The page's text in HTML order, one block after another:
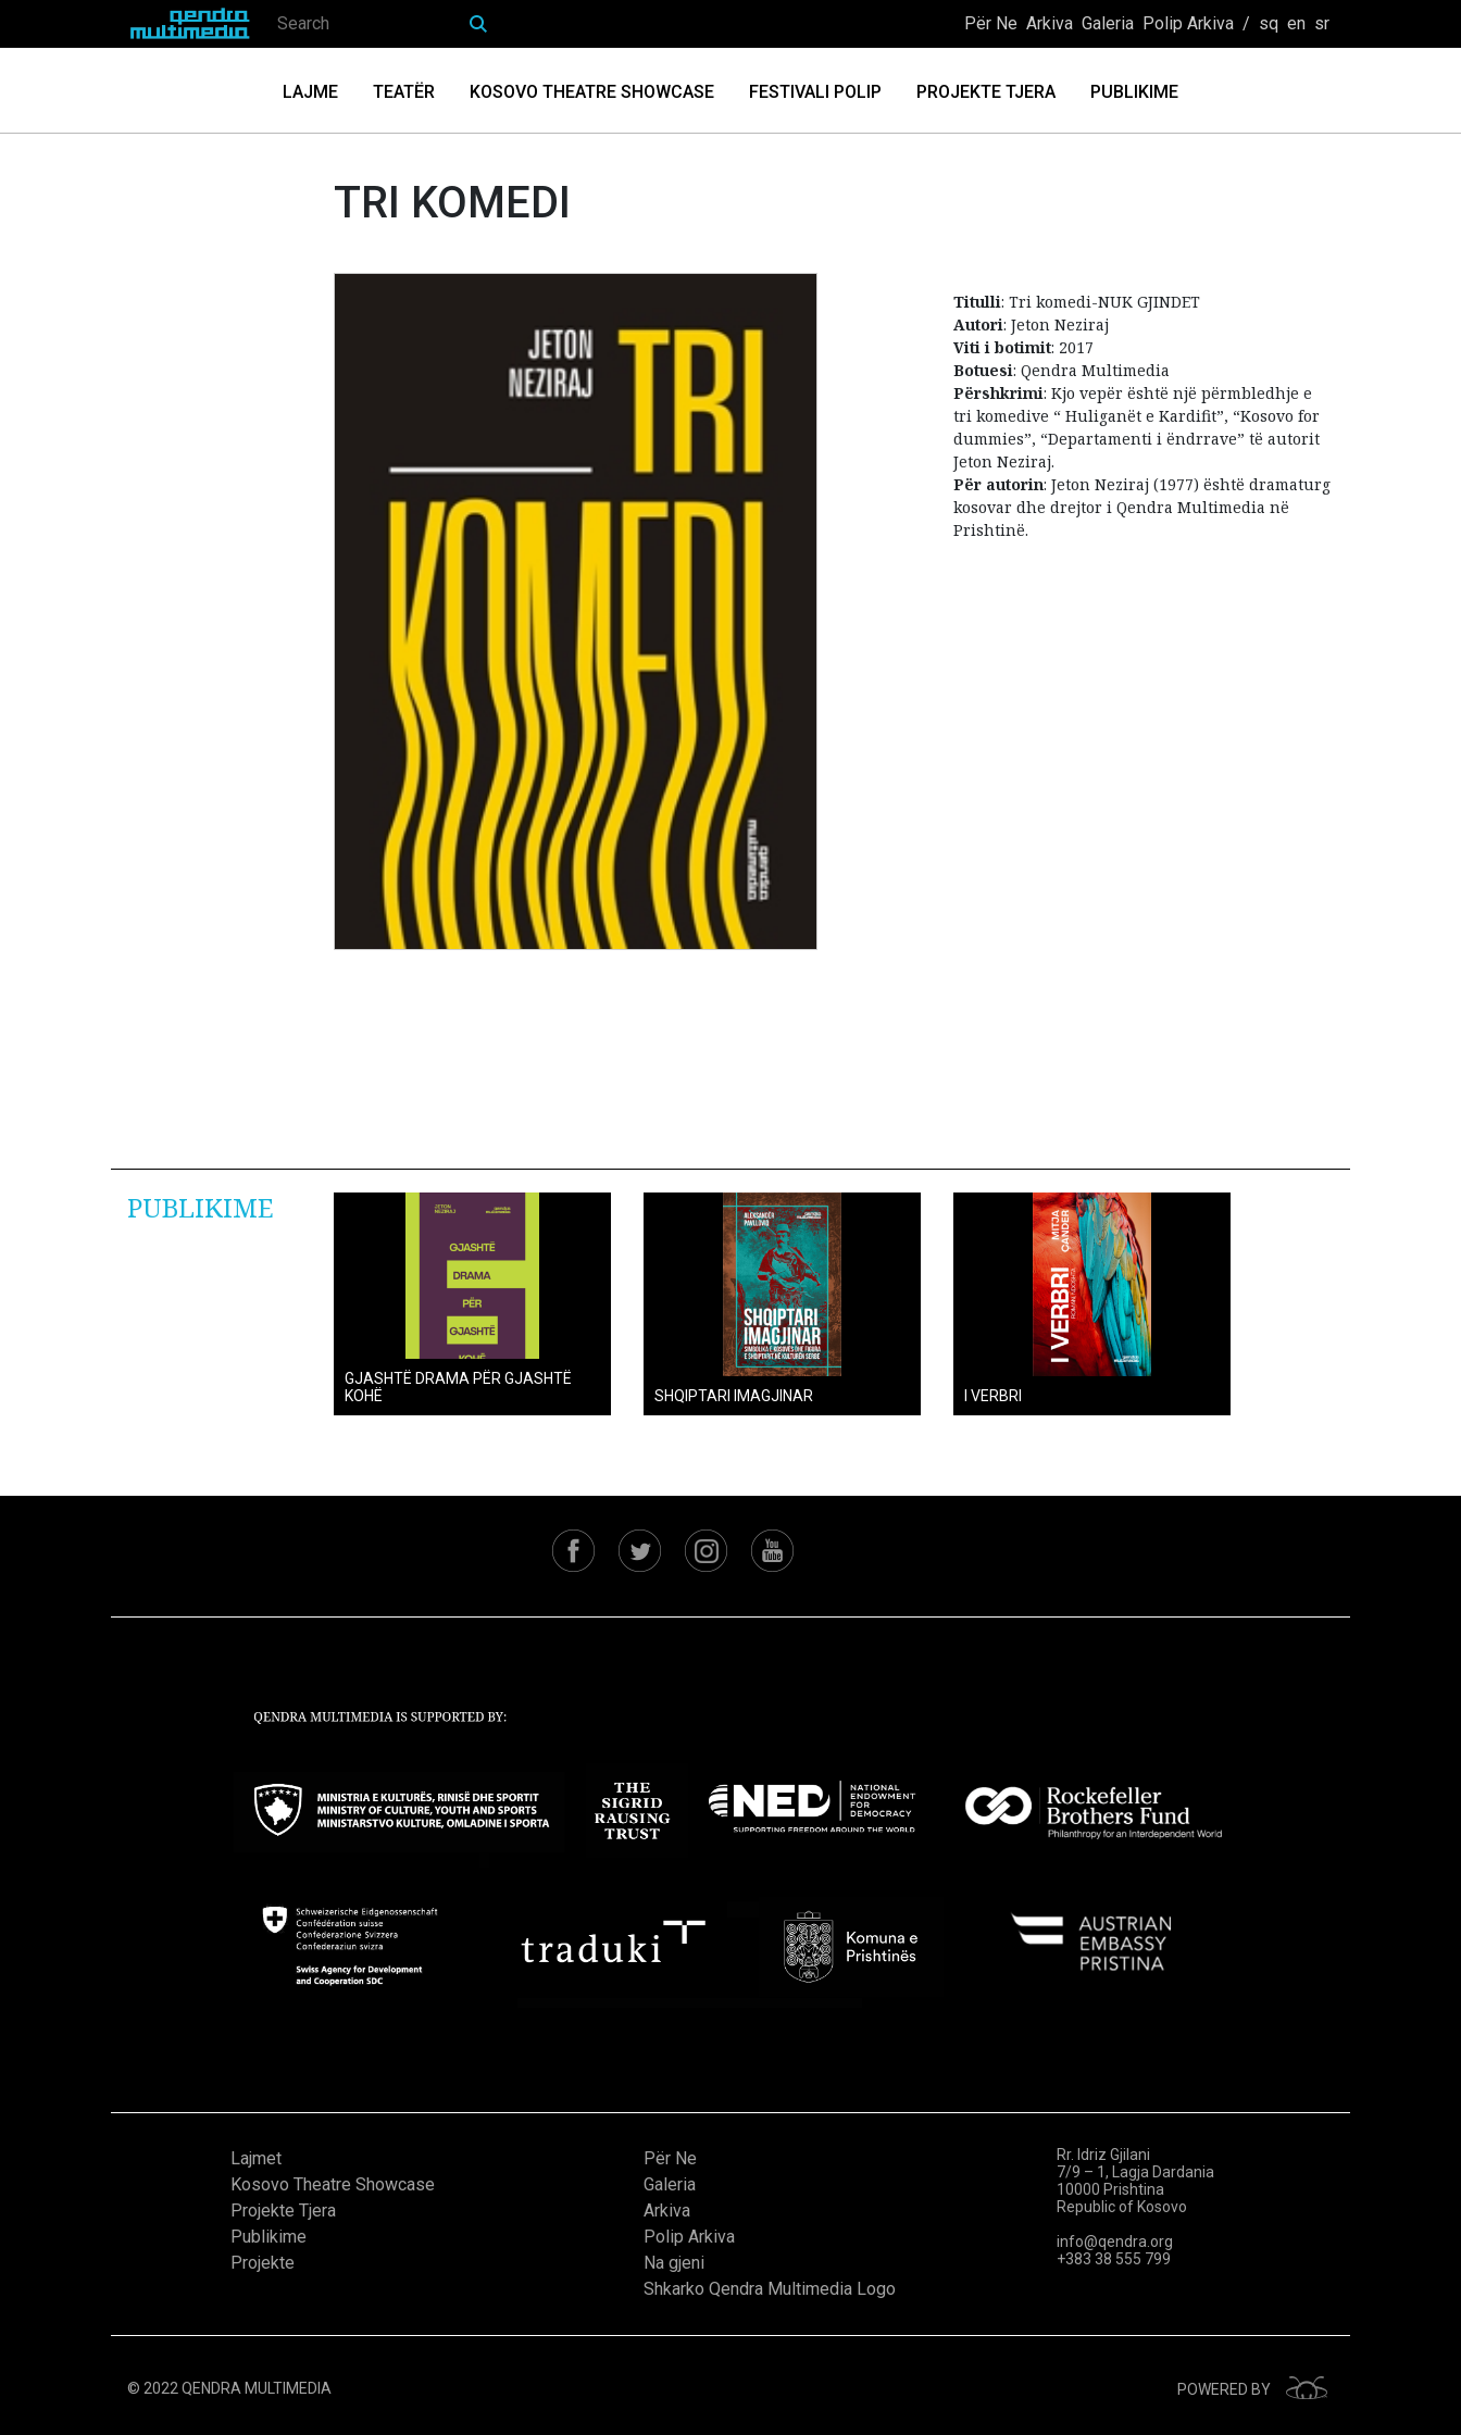
Për Ne Arkiva Galeria Polip Arkiva / sq en sr
LAJME TEATËR KOSOVO THEATRE SHOWCASE FESTIVALI POLIP PROJEKTE TJERA PUBLIKIME
TRI KOMEDI
Titulli: Tri komedi-NUK GJINDET
Autori: Jeton Neziraj
Viti i botimit: 2017
Botuesi: Qendra Multimedia
Përshkrimi: Kjo vepër është një përmbledhje e
tri komedive “ Huliganët e Kardifit”, “Kosovo for
dummies”, “Departamenti i ëndrrave” të autorit
Jeton Neziraj.
Për autorin: Jeton Neziraj (1977) është dramaturg
kosovar dhe drejtor i Qendra Multimedia në
Prishtinë.
PUBLIKIME
GJASHTË DRAMA PËR GJASHTË
KOHË
SHQIPTARI IMAGJINAR I VERBRI
Lajmet
Kosovo Theatre Showcase
Projekte Tjera
Publikime
Projekte
Për Ne
Galeria
Arkiva
Polip Arkiva
Na gjeni
Shkarko Qendra Multimedia Logo
Rr. Idriz Gjilani
7/9 – 1, Lagja Dardania
10000 Prishtina
Republic of Kosovo
info@qendra.org
+383 38 555 799
© 2022 QENDRA MULTIMEDIA POWERED BY